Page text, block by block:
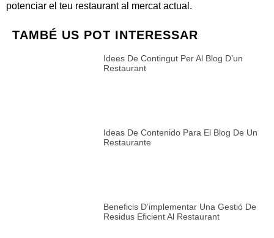
potenciar el teu restaurant al mercat actual.
TAMBÉ US POT INTERESSAR
Idees De Contingut Per Al Blog D’un
Restaurant
Ideas De Contenido Para El Blog De Un
Restaurante
Beneficis D’implementar Una Gestió De
Residus Eficient Al Restaurant